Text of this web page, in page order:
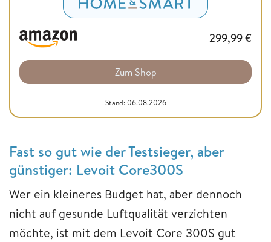
299,99€
Zum Shop
Stand: 06.08.2026
Fast so gut wie der Testsieger, aber
günstiger: Levoit Core300S
Wer ein kleineres Budget hat, aber dennoch
nicht auf gesunde Luftqualität verzichten
möchte, ist mit dem Levoit Core 300S gut